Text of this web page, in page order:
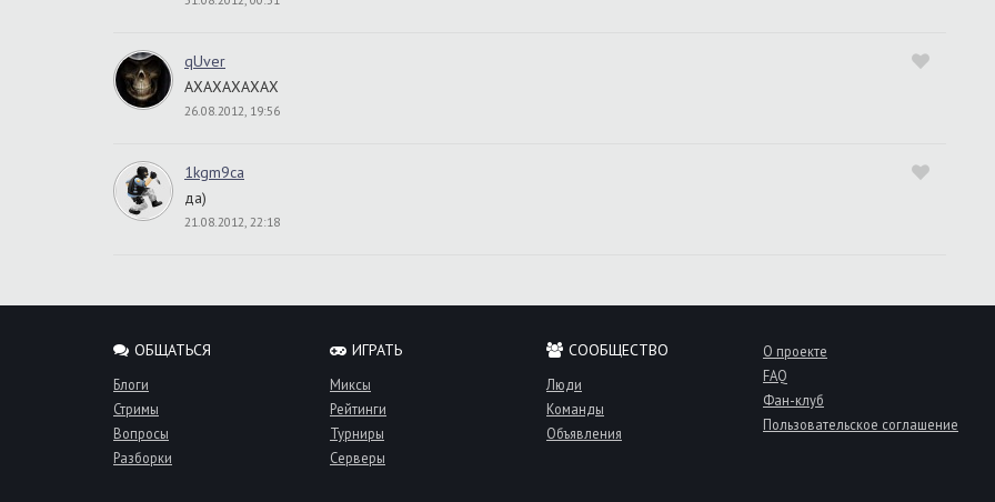
qUver
AXAXAXAXAX
26.08.2012, 19:56
1kgm9ca
да)
21.08.2012, 22:18
ОБЩАТЬСЯ
Блоги
Стримы
Вопросы
Разборки
ИГРАТЬ
Миксы
Рейтинги
Турниры
Серверы
СООБЩЕСТВО
Люди
Команды
Объявления
О проекте
FAQ
Фан-клуб
Пользовательское соглашение